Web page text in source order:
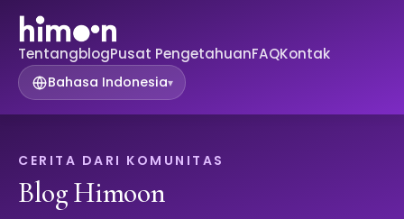
TentangblogPusat PengetahuanFAQKontak
Bahasa Indonesia▾
CERITA DARI KOMUNITAS
Blog Himoon